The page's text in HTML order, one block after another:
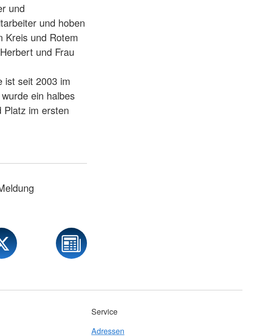
und
und hoben
Kreis und Rotem
und Frau
ist seit 2003 im
ein halbes
Platz im ersten
Service
Adressen